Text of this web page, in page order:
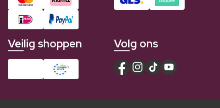
Veilig shoppen Volg ons